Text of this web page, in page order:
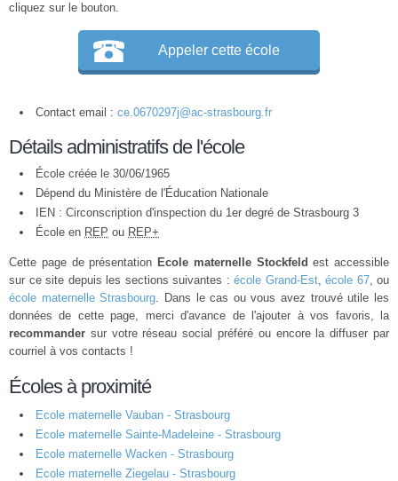
cliquez sur le bouton.
Appeler cette école
Contact email : ce.0670297j@ac-strasbourg.fr
Détails administratifs de l'école
École créée le 30/06/1965
Dépend du Ministère de l'Éducation Nationale
IEN : Circonscription d'inspection du 1er degré de Strasbourg 3
École en REP ou REP+
Cette page de présentation Ecole maternelle Stockfeld est accessible
sur ce site depuis les sections suivantes : école Grand-Est, école 67, ou
école maternelle Strasbourg. Dans le cas ou vous avez trouvé utile les
données de cette page, merci d'avance de l'ajouter à vos favoris, la
recommander sur votre réseau social préféré ou encore la diffuser par
courriel à vos contacts !
Écoles à proximité
Ecole maternelle Vauban - Strasbourg
Ecole maternelle Sainte-Madeleine - Strasbourg
Ecole maternelle Wacken - Strasbourg
Ecole maternelle Ziegelau - Strasbourg